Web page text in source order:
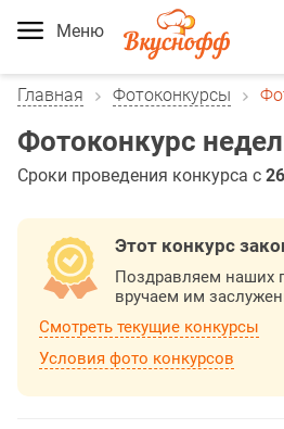
Меню
Главная Фотоконкурсы
Фотоконкурс
Сроки проведения конкурса с
Этот конкурс
Поздравляем наших
вручаем им
Смотреть текущие конкурсы
Условия фото конкурсов